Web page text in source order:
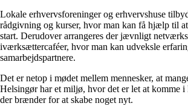
Lokale erhvervsforeninger og erhvervshuse
rådgivning og kurser, hvor man kan få hjælp til
start. Derudover arrangeres der jævnligt
iværksættercaféer, hvor man kan udveksle
samarbejdspartnere.
Det er netop i mødet mellem mennesker, at
Helsingør har et miljø, hvor det er let at komme i
der brænder for at skabe noget nyt.